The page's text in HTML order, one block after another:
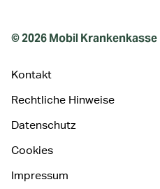
© 2026 Mobil Krankenkasse
Kontakt
Rechtliche Hinweise
Datenschutz
Cookies
Impressum